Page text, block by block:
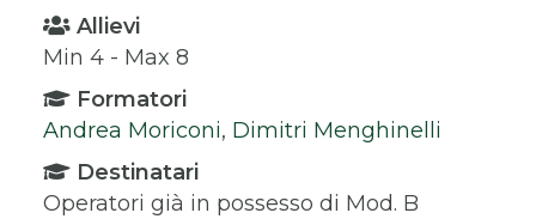
Allievi
Min 4 - Max 8
Formatori
Andrea Moriconi, Dimitri Menghinelli
Destinatari
Operatori già in possesso di Mod. B